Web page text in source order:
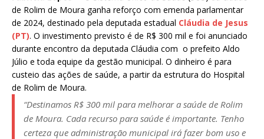
de Rolim de Moura ganha reforço com emenda parlamentar
de 2024, destinado pela deputada estadual Cláudia de Jesus
(PT). O investimento previsto é de R$ 300 mil e foi anunciado
durante encontro da deputada Cláudia com o prefeito Aldo
Júlio e toda equipe da gestão municipal. O dinheiro é para
custeio das ações de saúde, a partir da estrutura do Hospital
de Rolim de Moura.
“Destinamos R$ 300 mil para melhorar a saúde de Rolim
de Moura. Cada recurso para saúde é importante. Tenho
certeza que administração municipal irá fazer bom uso e